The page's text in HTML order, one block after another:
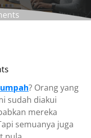
? Orang yang
sudah diakui
mereka
semuanya juga